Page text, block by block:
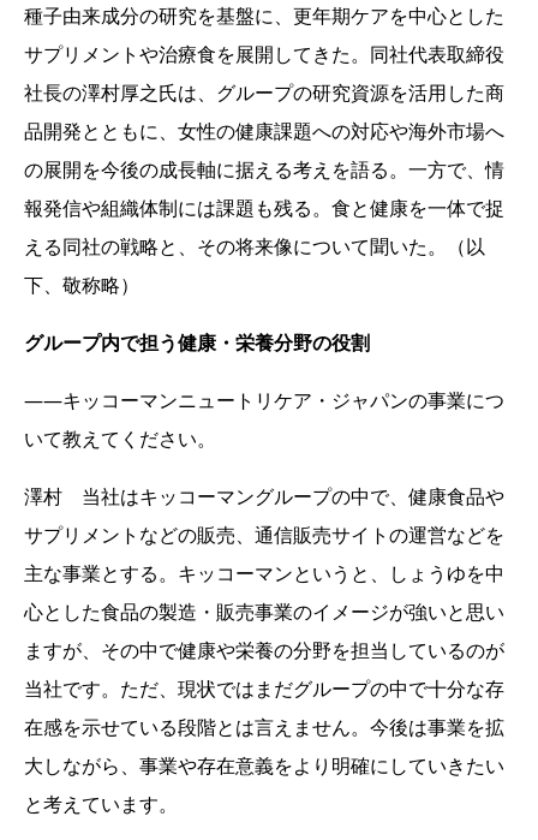
種子由来成分の研究を基盤に、更年期ケアを中心とした
サプリメントや治療食を展開してきた。同社代表取締役
社長の澤村厚之氏は、グループの研究資源を活用した商
品開発とともに、女性の健康課題への対応や海外市場へ
の展開を今後の成長軸に据える考えを語る。一方で、情
報発信や組織体制には課題も残る。食と健康を一体で捉
える同社の戦略と、その将来像について聞いた。（以
下、敬称略）
グループ内で担う健康・栄養分野の役割
――キッコーマンニュートリケア・ジャパンの事業につ
いて教えてください。
澤村 当社はキッコーマングループの中で、健康食品や
サプリメントなどの販売、通信販売サイトの運営などを
主な事業とする。キッコーマンというと、しょうゆを中
心とした食品の製造・販売事業のイメージが強いと思い
ますが、その中で健康や栄養の分野を担当しているのが
当社です。ただ、現状ではまだグループの中で十分な存
在感を示せている段階とは言えません。今後は事業を拡
大しながら、事業や存在意義をより明確にしていきたい
と考えています。